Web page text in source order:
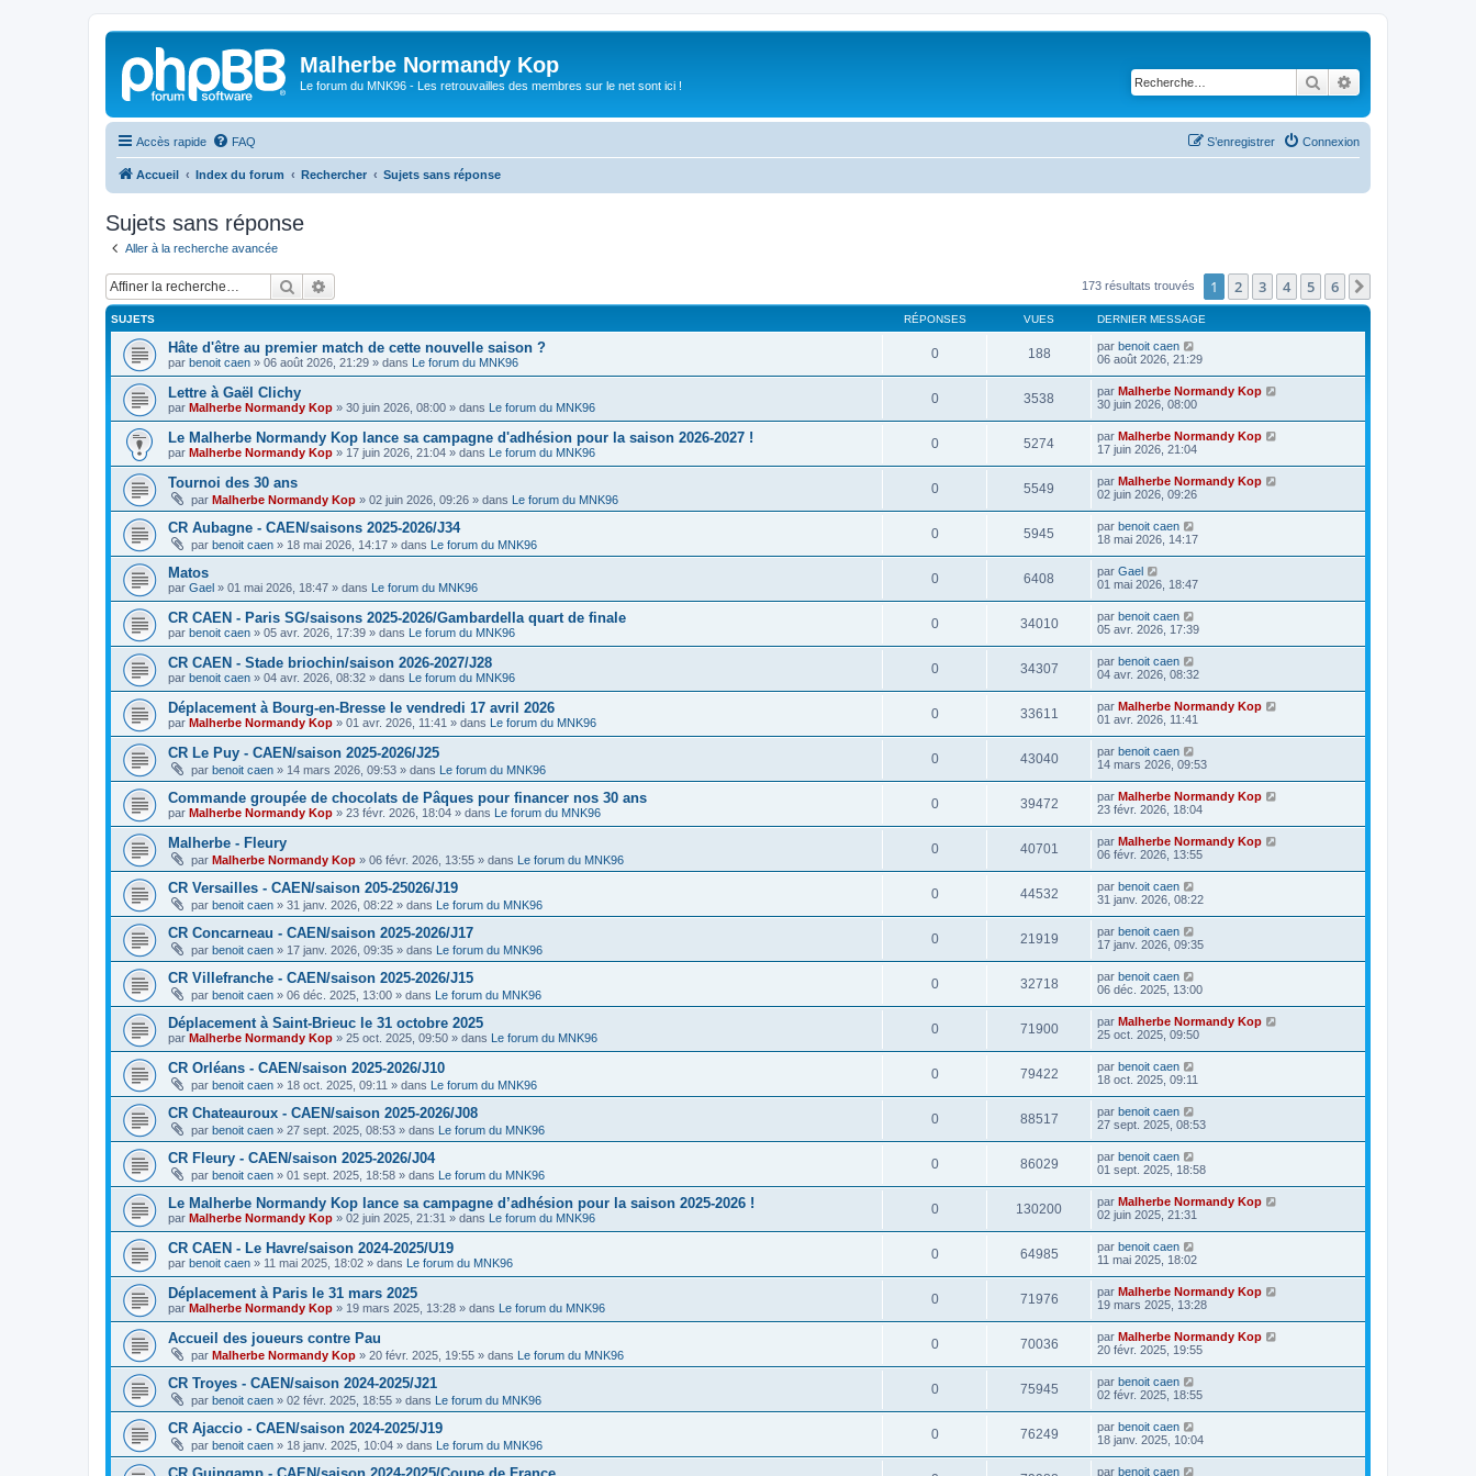
Malherbe Normandy Kop
Le forum du MNK96 - Les retrouvailles des membres sur le net sont ici ! Rechercher
Accès rapide FAQ Connexion
S’enregistrer
Accueil Index du forum Rechercher Sujets sans réponse
Sujets sans réponse
Aller à la recherche avancée
Rechercher 173 résultats trouvés 1 2 3 4 5 6
SUJETS RÉPONSES VUES DERNIER MESSAGE
Hâte d'être au premier match de cette nouvelle saison ?
par benoit caen » 06 août 2026, 21:29 » dans Le forum du MNK96
0 188 par benoit caen
06 août 2026, 21:29
Lettre à Gaël Clichy
par Malherbe Normandy Kop » 30 juin 2026, 08:00 » dans Le forum du MNK96
0 3538 par Malherbe Normandy Kop
30 juin 2026, 08:00
Le Malherbe Normandy Kop lance sa campagne d'adhésion pour la saison 2026-2027 !
par Malherbe Normandy Kop » 17 juin 2026, 21:04 » dans Le forum du MNK96
0 5274 par Malherbe Normandy Kop
17 juin 2026, 21:04
Tournoi des 30 ans
par Malherbe Normandy Kop » 02 juin 2026, 09:26 » dans Le forum du MNK96
0 5549 par Malherbe Normandy Kop
02 juin 2026, 09:26
CR Aubagne - CAEN/saisons 2025-2026/J34
par benoit caen » 18 mai 2026, 14:17 » dans Le forum du MNK96
0 5945 par benoit caen
18 mai 2026, 14:17
Matos
par Gael » 01 mai 2026, 18:47 » dans Le forum du MNK96
0 6408 par Gael
01 mai 2026, 18:47
CR CAEN - Paris SG/saisons 2025-2026/Gambardella quart de finale
par benoit caen » 05 avr. 2026, 17:39 » dans Le forum du MNK96
0 34010 par benoit caen
05 avr. 2026, 17:39
CR CAEN - Stade briochin/saison 2026-2027/J28
par benoit caen » 04 avr. 2026, 08:32 » dans Le forum du MNK96
0 34307 par benoit caen
04 avr. 2026, 08:32
Déplacement à Bourg-en-Bresse le vendredi 17 avril 2026
par Malherbe Normandy Kop » 01 avr. 2026, 11:41 » dans Le forum du MNK96
0 33611 par Malherbe Normandy Kop
01 avr. 2026, 11:41
CR Le Puy - CAEN/saison 2025-2026/J25
par benoit caen » 14 mars 2026, 09:53 » dans Le forum du MNK96
0 43040 par benoit caen
14 mars 2026, 09:53
Commande groupée de chocolats de Pâques pour financer nos 30 ans
par Malherbe Normandy Kop » 23 févr. 2026, 18:04 » dans Le forum du MNK96
0 39472 par Malherbe Normandy Kop
23 févr. 2026, 18:04
Malherbe - Fleury
par Malherbe Normandy Kop » 06 févr. 2026, 13:55 » dans Le forum du MNK96
0 40701 par Malherbe Normandy Kop
06 févr. 2026, 13:55
CR Versailles - CAEN/saison 205-25026/J19
par benoit caen » 31 janv. 2026, 08:22 » dans Le forum du MNK96
0 44532 par benoit caen
31 janv. 2026, 08:22
CR Concarneau - CAEN/saison 2025-2026/J17
par benoit caen » 17 janv. 2026, 09:35 » dans Le forum du MNK96
0 21919 par benoit caen
17 janv. 2026, 09:35
CR Villefranche - CAEN/saison 2025-2026/J15
par benoit caen » 06 déc. 2025, 13:00 » dans Le forum du MNK96
0 32718 par benoit caen
06 déc. 2025, 13:00
Déplacement à Saint-Brieuc le 31 octobre 2025
par Malherbe Normandy Kop » 25 oct. 2025, 09:50 » dans Le forum du MNK96
0 71900 par Malherbe Normandy Kop
25 oct. 2025, 09:50
CR Orléans - CAEN/saison 2025-2026/J10
par benoit caen » 18 oct. 2025, 09:11 » dans Le forum du MNK96
0 79422 par benoit caen
18 oct. 2025, 09:11
CR Chateauroux - CAEN/saison 2025-2026/J08
par benoit caen » 27 sept. 2025, 08:53 » dans Le forum du MNK96
0 88517 par benoit caen
27 sept. 2025, 08:53
CR Fleury - CAEN/saison 2025-2026/J04
par benoit caen » 01 sept. 2025, 18:58 » dans Le forum du MNK96
0 86029 par benoit caen
01 sept. 2025, 18:58
Le Malherbe Normandy Kop lance sa campagne d’adhésion pour la saison 2025-2026 !
par Malherbe Normandy Kop » 02 juin 2025, 21:31 » dans Le forum du MNK96
0 130200 par Malherbe Normandy Kop
02 juin 2025, 21:31
CR CAEN - Le Havre/saison 2024-2025/U19
par benoit caen » 11 mai 2025, 18:02 » dans Le forum du MNK96
0 64985 par benoit caen
11 mai 2025, 18:02
Déplacement à Paris le 31 mars 2025
par Malherbe Normandy Kop » 19 mars 2025, 13:28 » dans Le forum du MNK96
0 71976 par Malherbe Normandy Kop
19 mars 2025, 13:28
Accueil des joueurs contre Pau
par Malherbe Normandy Kop » 20 févr. 2025, 19:55 » dans Le forum du MNK96
0 70036 par Malherbe Normandy Kop
20 févr. 2025, 19:55
CR Troyes - CAEN/saison 2024-2025/J21
par benoit caen » 02 févr. 2025, 18:55 » dans Le forum du MNK96
0 75945 par benoit caen
02 févr. 2025, 18:55
CR Ajaccio - CAEN/saison 2024-2025/J19
par benoit caen » 18 janv. 2025, 10:04 » dans Le forum du MNK96
0 76249 par benoit caen
18 janv. 2025, 10:04
par benoit caen